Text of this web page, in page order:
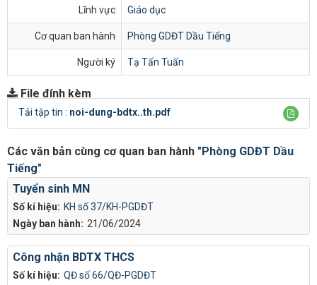
Lĩnh vực Giáo dục
Cơ quan ban hành Phòng GDĐT Dầu Tiếng
Người ký Tạ Tấn Tuấn
File đính kèm
Tải tập tin : noi-dung-bdtx..th.pdf
Các văn bản cùng cơ quan ban hành "Phòng GDĐT Dầu
Tiếng"
Số kí hiệu: KH số 37/KH-PGDĐT
Ngày ban hành: 21/06/2024
Tuyển sinh MN
Số kí hiệu: QĐ số 66/QĐ-PGDĐT
Công nhận BDTX THCS